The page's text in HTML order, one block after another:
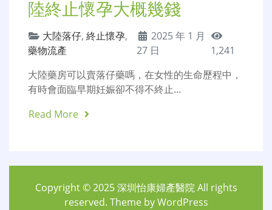
陸終止懷孕大概幾錢
大陸落仔, 終止懷孕,
藥物流產
2025 年 1 月
27 日
1,241
大陸藥房可以賣落仔藥嗎，在女性的生命歷程中，
有時會面臨早期妊娠卻不得不終止…
Read More
Copyright © 2025深圳怡康婦產醫院All rights
reserved. Theme byWordPress